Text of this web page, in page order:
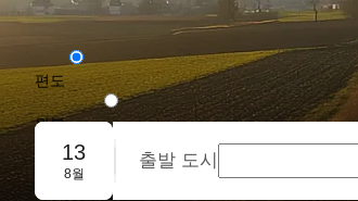
편도
왕복
단체 예약
13
8월
출발 도시